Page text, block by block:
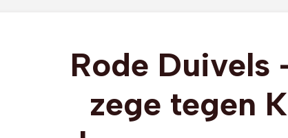
Rode Duivels
zege tegen